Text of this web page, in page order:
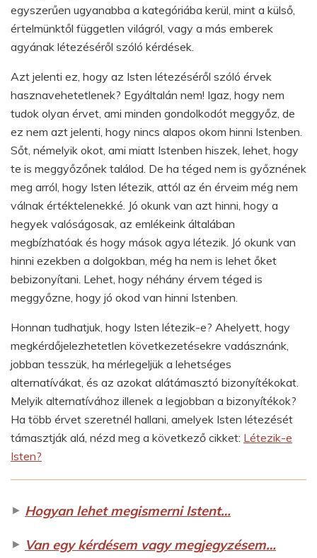
egyszerűen ugyanabba a kategóriába kerül, mint a külső,
értelmünktől független világról, vagy a más emberek
agyának létezéséről szóló kérdések.
Azt jelenti ez, hogy az Isten létezéséről szóló érvek
hasznavehetetlenek? Egyáltalán nem! Igaz, hogy nem
tudok olyan érvet, ami minden gondolkodót meggyőz, de
ez nem azt jelenti, hogy nincs alapos okom hinni Istenben.
Sőt, némelyik okot, ami miatt Istenben hiszek, lehet, hogy
te is meggyőzőnek találod. De ha téged nem is győznének
meg arról, hogy Isten létezik, attól az én érveim még nem
válnak értéktelenekké. Jó okunk van azt hinni, hogy a
hegyek valóságosak, az emlékeink általában
megbízhatóak és hogy mások agya létezik. Jó okunk van
hinni ezekben a dolgokban, még ha nem is lehet őket
bebizonyítani. Lehet, hogy néhány érvem téged is
meggyőzne, hogy jó okod van hinni Istenben.
Honnan tudhatjuk, hogy Isten létezik-e? Ahelyett, hogy
megkérdőjelezhetetlen következetésekre vadásznánk,
jobban tesszük, ha mérlegeljük a lehetséges
alternatívákat, és az azokat alátámasztó bizonyítékokat.
Melyik alternatívához illenek a legjobban a bizonyítékok?
Ha több érvet szeretnél hallani, amelyek Isten létezését
támasztják alá, nézd meg a következő cikket: Létezik-e
Isten?
► Hogyan lehet megismerni Istent…
► Van egy kérdésem vagy megjegyzésem…